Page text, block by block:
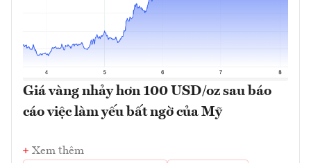
Giá vàng nhảy hơn 100 USD/oz sau báo
cáo việc làm yếu bất ngờ của Mỹ
Xem thêm